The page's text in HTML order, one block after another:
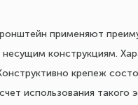
применяют
несущим конструкциям.
крепеж
использования